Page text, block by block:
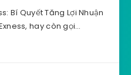
Bí Quyết Tăng Lợi Nhuận
hay còn gọi…